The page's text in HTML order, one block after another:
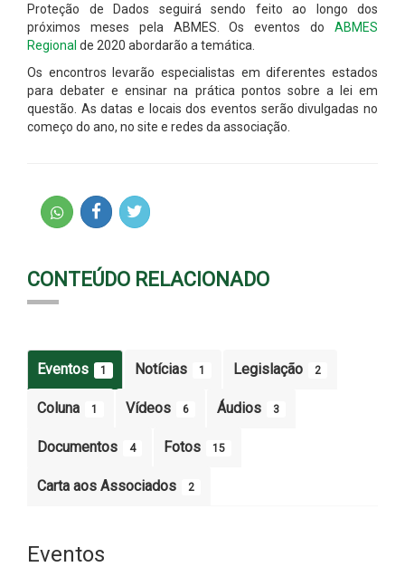
Proteção de Dados seguirá sendo feito ao longo dos
próximos meses pela ABMES. Os eventos do ABMES
Regional de 2020 abordarão a temática.
Os encontros levarão especialistas em diferentes estados
para debater e ensinar na prática pontos sobre a lei em
questão. As datas e locais dos eventos serão divulgadas no
começo do ano, no site e redes da associação.
CONTEÚDO RELACIONADO
Eventos 1 Notícias 1 Legislação 2
Coluna 1 Vídeos 6 Áudios 3
Documentos 4 Fotos 15
Carta aos Associados 2
Eventos